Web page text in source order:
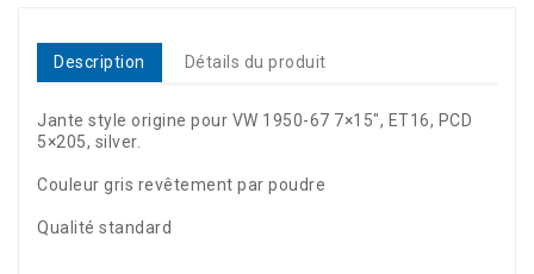
Description Détails du produit
Jante style origine pour VW 1950-67 7×15″, ET16, PCD
5×205, silver.
Couleur gris revêtement par poudre
Qualité standard